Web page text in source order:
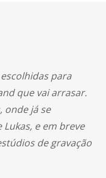
para
que vai arrasar.
onde já se
e em breve
de gravação